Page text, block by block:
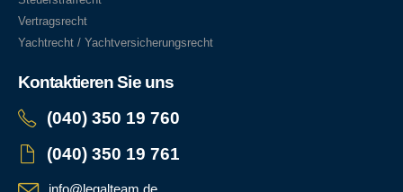
Vertragsrecht
Yachtrecht / Yachtversicherungsrecht
Kontaktieren Sie uns
(040) 350 19 760
(040) 350 19 761
info@legalteam.de